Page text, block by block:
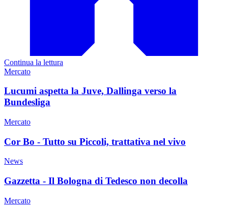
Continua la lettura
Mercato
Lucumi aspetta la Juve, Dallinga verso la
Bundesliga
Mercato
Cor Bo - Tutto su Piccoli, trattativa nel vivo
News
Gazzetta - Il Bologna di Tedesco non decolla
Mercato